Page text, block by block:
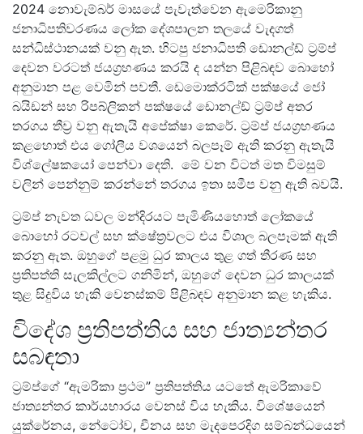
2024 නොවැම්බර් මාසයේ පැවැත්වෙන ඇමෙරිකානු
ජනාධිපතිවරණය ලෝක දේශපාලන තලයේ වැදගත්
සන්ධිස්ථානයක් වනු ඇත. හිටපු ජනාධිපති ඩොනල්ඩ් ට්‍රම්ප්
දෙවන වරටත් ජයග්‍රහණය කරයි ද යන්න පිළිබඳව බොහෝ
අනුමාන පළ වෙමින් පවතී. ඩෙමොක්රටික් පක්ෂයේ ජෝ
බයිඩන් සහ රිපබ්ලිකන් පක්ෂයේ ඩොනල්ඩ් ට්‍රම්ප් අතර
තරගය තීව්‍ර වනු ඇතැයි අපේක්ෂා කෙරේ. ට්‍රම්ප් ජයග්‍රහණය
කළහොත් එය ගෝලීය වශයෙන් බලපෑම් ඇති කරනු ඇතැයි
විශ්ලේෂකයෝ පෙන්වා දෙති. මේ වන විටත් මත විමසුම්
වලින් පෙන්නුම් කරන්නේ තරගය ඉතා සමීප වනු ඇති බවයි.
ට්‍රම්ප් නැවත ධවල මන්දිරයට පැමිණියහොත් ලෝකයේ
බොහෝ රටවල් සහ ක්ෂේත්‍රවලට එය විශාල බලපෑමක් ඇති
කරනු ඇත. ඔහුගේ පළමු ධුර කාලය තුළ ගත් තීරණ සහ
ප්‍රතිපත්ති සැලකිල්ලට ගනිමින්, ඔහුගේ දෙවන ධුර කාලයක්
තුළ සිදුවිය හැකි වෙනස්කම් පිළිබඳව​ අනුමාන කළ හැකිය.
විදේශ ප්‍රතිපත්තිය සහ ජාත්‍යන්තර
සබඳතා
ට්‍රම්ප්ගේ “ඇමරිකා ප්‍රථම” ප්‍රතිපත්තිය යටතේ ඇමරිකාවේ
ජාත්‍යන්තර කාර්යභාරය වෙනස් විය හැකිය. විශේෂයෙන්
යුක්රේනය, නේටෝව, චීනය සහ මැදපෙරදිග සම්බන්ධයෙන්